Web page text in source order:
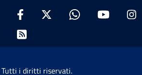
Facebook : apre una
X : apre una nuova
Whatsapp :
Rss : apre una nuova
Tutti i diritti riservati.